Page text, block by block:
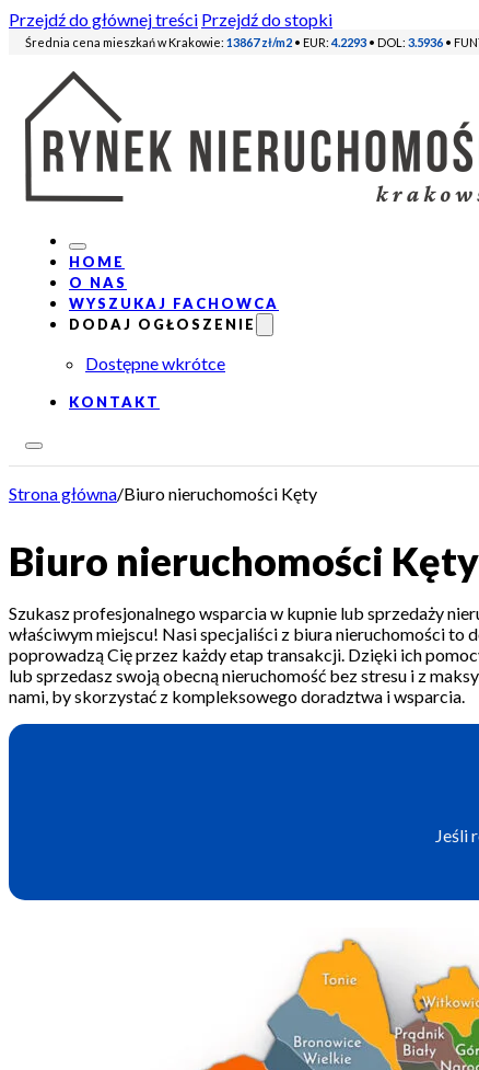
Przejdź do głównej treści Przejdź do stopki
Średnia cena mieszkań w Krakowie: 13867 zł/m2 • EUR: 4.2293 • DOL: 3.5936 •
HOME
O NAS
WYSZUKAJ FACHOWCA
DODAJ OGŁOSZENIE
Dostępne wkrótce
KONTAKT
Strona główna/Biuro nieruchomości Kęty
Biuro nieruchomości Kęty
Szukasz profesjonalnego wsparcia w kupnie lub sprzedaży
właściwym miejscu! Nasi specjaliści z biura nieruchomości to
poprowadzą Cię przez każdy etap transakcji. Dzięki ich
lub sprzedasz swoją obecną nieruchomość bez stresu i z
nami, by skorzystać z kompleksowego doradztwa i wsparcia.
Jeśli